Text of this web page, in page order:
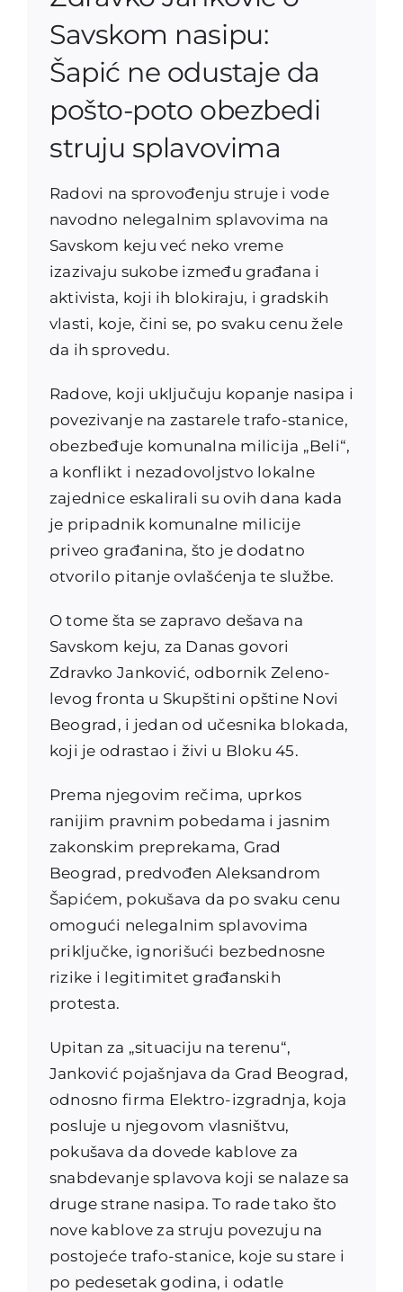
Savskom nasipu:
Šapić ne odustaje da
pošto-poto obezbedi
struju splavovima
Radovi na sprovođenju struje i vode
navodno nelegalnim splavovima na
Savskom keju već neko vreme
izazivaju sukobe između građana i
aktivista, koji ih blokiraju, i gradskih
vlasti, koje, čini se, po svaku cenu žele
da ih sprovedu.
Radove, koji uključuju kopanje nasipa i
povezivanje na zastarele trafo-stanice,
obezbeđuje komunalna milicija „Beli“,
a konflikt i nezadovoljstvo lokalne
zajednice eskalirali su ovih dana kada
je pripadnik komunalne milicije
priveo građanina, što je dodatno
otvorilo pitanje ovlašćenja te službe.
O tome šta se zapravo dešava na
Savskom keju, za Danas govori
Zdravko Janković, odbornik Zeleno-
levog fronta u Skupštini opštine Novi
Beograd, i jedan od učesnika blokada,
koji je odrastao i živi u Bloku 45.
Prema njegovim rečima, uprkos
ranijim pravnim pobedama i jasnim
zakonskim preprekama, Grad
Beograd, predvođen Aleksandrom
Šapićem, pokušava da po svaku cenu
omogući nelegalnim splavovima
priključke, ignorišući bezbednosne
rizike i legitimitet građanskih
protesta.
Upitan za „situaciju na terenu“,
Janković pojašnjava da Grad Beograd,
odnosno firma Elektro-izgradnja, koja
posluje u njegovom vlasništvu,
pokušava da dovede kablove za
snabdevanje splavova koji se nalaze sa
druge strane nasipa. To rade tako što
nove kablove za struju povezuju na
postojeće trafo-stanice, koje su stare i
po pedesetak godina, i odatle